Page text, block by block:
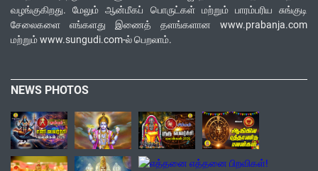
வழங்குகிறது. மேலும் ஆன்மீகப் பொருட்கள் மற்றும் பாரம்பரிய சுங்குடி
சேலைகளை எங்களது இணைத் தளங்களான www.prabanja.com
மற்றும் www.sungudi.com-ல் பெறலாம்.
NEWS PHOTOS